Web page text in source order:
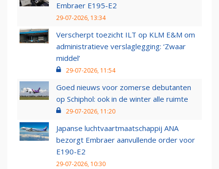
Embraer E195-E2
29-07-2026, 13:34
Verscherpt toezicht ILT op KLM E&M om
administratieve verslaglegging: ‘Zwaar
middel’
29-07-2026, 11:54
Goed nieuws voor zomerse debutanten
op Schiphol: ook in de winter alle ruimte
29-07-2026, 11:20
Japanse luchtvaartmaatschappij ANA
bezorgt Embraer aanvullende order voor
E190-E2
29-07-2026, 10:30